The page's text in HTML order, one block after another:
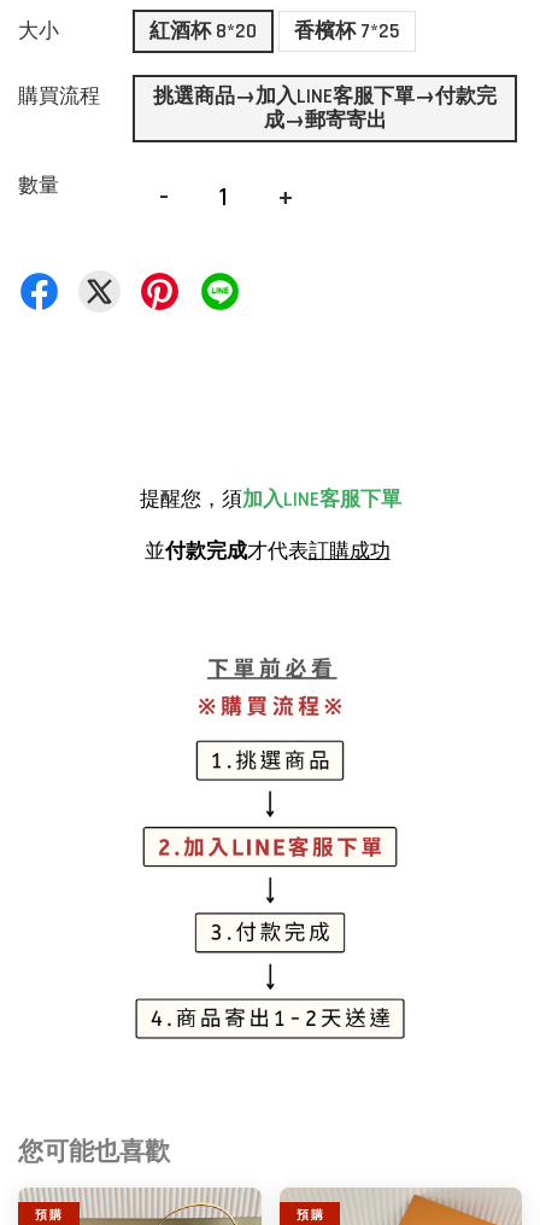
大小 紅酒杯 8*20 香檳杯 7*25
購買流程
挑選商品→加入LINE客服下單→付款完
成→郵寄寄出
數量 - +
提醒您，須加入LINE客服下單
並付款完成才代表訂購成功
您可能也喜歡
預 購 預 購